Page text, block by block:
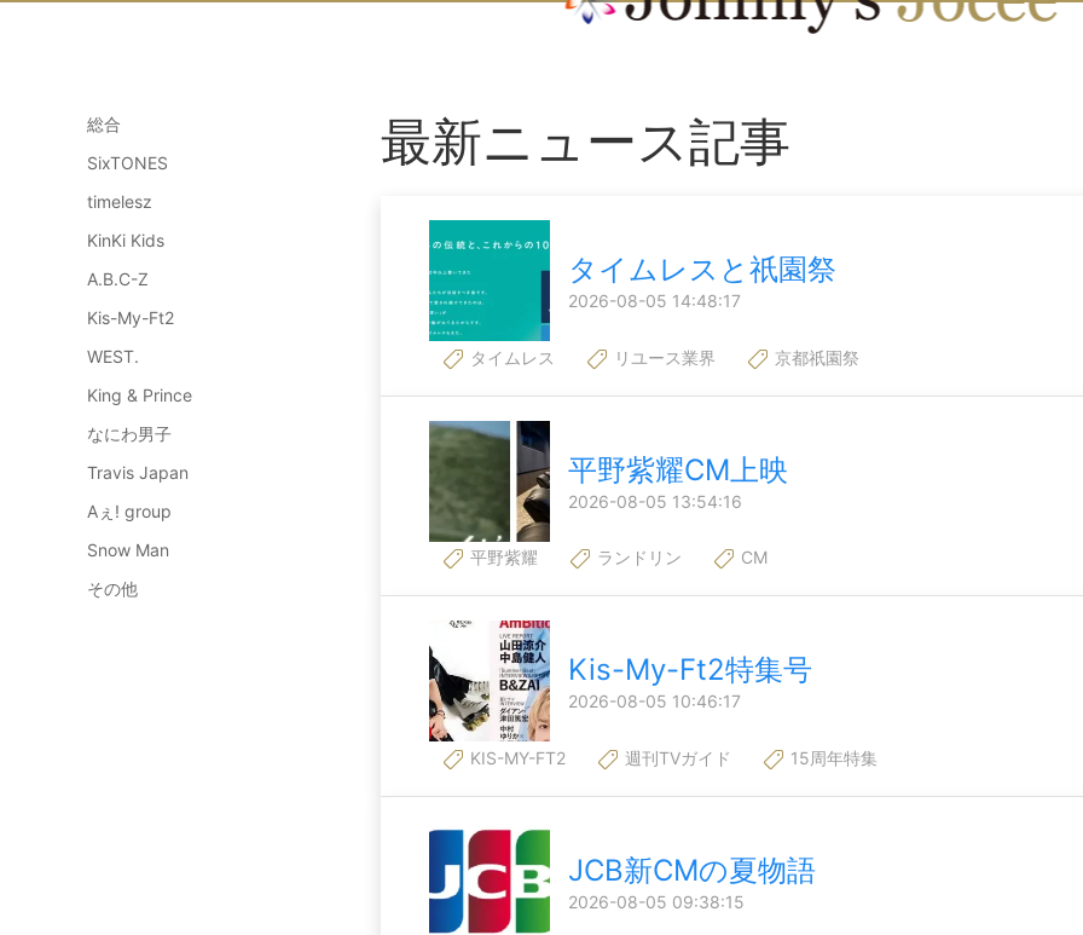
総合
SixTONES
timelesz
KinKi Kids
A.B.C-Z
Kis-My-Ft2
WEST.
King & Prince
なにわ男子
Travis Japan
Aぇ! group
Snow Man
その他
最新ニュース記事
タイムレスと祇園祭
2026-08-05 14:48:17
タイムレス リユース業界 京都祇園祭
平野紫耀CM上映
2026-08-05 13:54:16
平野紫耀 ランドリン CM
Kis-My-Ft2特集号
2026-08-05 10:46:17
KIS-MY-FT2 週刊TVガイド 15周年特集
JCB新CMの夏物語
2026-08-05 09:38:15